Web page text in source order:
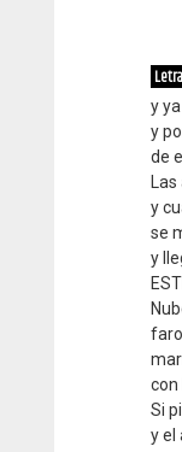
y
y
de
y
se
y
con
Si
y el